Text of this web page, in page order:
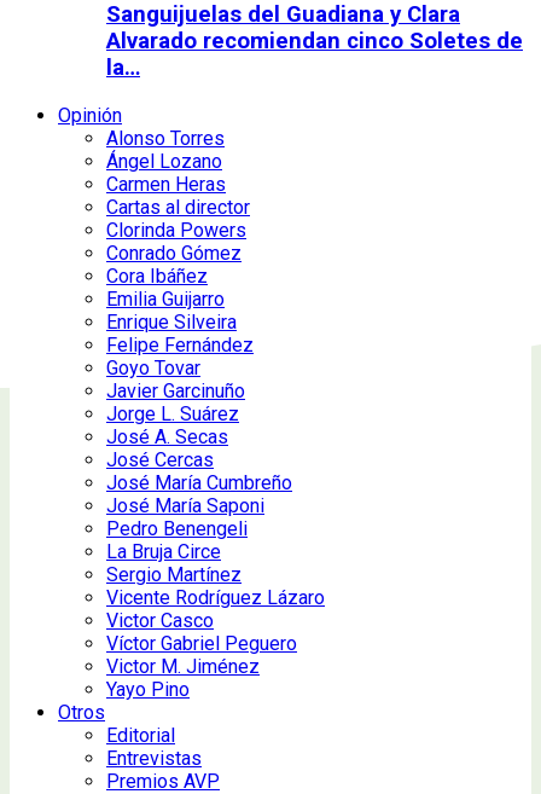
Sanguijuelas del Guadiana y Clara
Alvarado recomiendan cinco Soletes de
la…
Opinión
Alonso Torres
Ángel Lozano
Carmen Heras
Cartas al director
Clorinda Powers
Conrado Gómez
Cora Ibáñez
Emilia Guijarro
Enrique Silveira
Felipe Fernández
Goyo Tovar
Javier Garcinuño
Jorge L. Suárez
José A. Secas
José Cercas
José María Cumbreño
José María Saponi
Pedro Benengeli
La Bruja Circe
Sergio Martínez
Vicente Rodríguez Lázaro
Victor Casco
Víctor Gabriel Peguero
Victor M. Jiménez
Yayo Pino
Otros
Editorial
Entrevistas
Premios AVP